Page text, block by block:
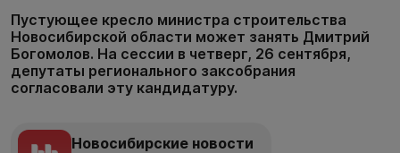
Пустующее кресло министра строительства
Новосибирской области может занять Дмитрий
Богомолов. На сессии в четверг, 26 сентября,
депутаты регионального заксобрания
согласовали эту кандидатуру.
Новосибирские новости